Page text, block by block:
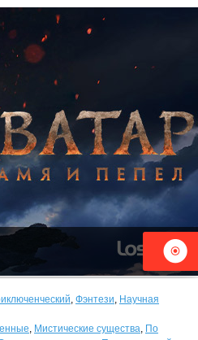
, Фэнтези, Научная
, Мистические существа, По